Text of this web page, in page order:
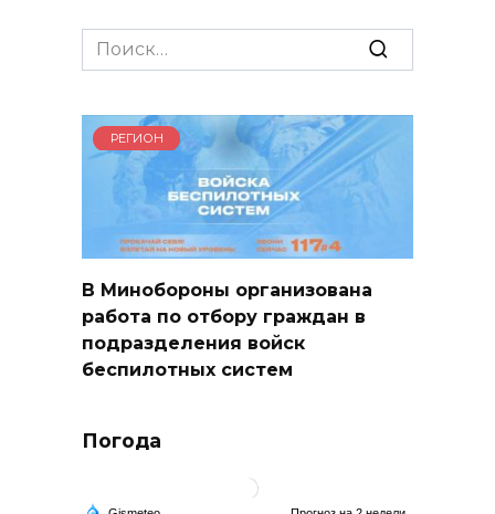
Search
for:
РЕГИОН
В Минобороны организована
работа по отбору граждан в
подразделения войск
беспилотных систем
Погода